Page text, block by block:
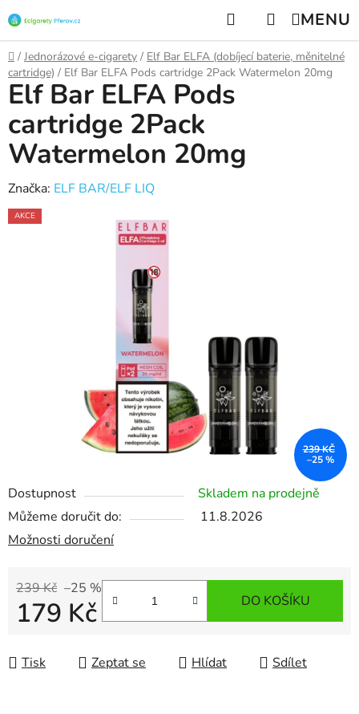
na
obsah
Hledat NÁKUPNÍ
KOŠÍK
Domů
/ Jednorázové e-cigarety / Elf Bar ELFA (dobíjecí baterie, měnitelné
cartridge) / Elf Bar ELFA Pods cartridge 2Pack Watermelon 20mg
Dostupnost
Skladem na prodejně
Můžeme doručit do:
11.8.2026
Možnosti doručení
239 Kč –25 %
179 Kč DO KOŠÍKU
Tisk Zeptat se Hlídat Sdílet
Elf Bar ELFA Pods
cartridge 2Pack
Watermelon 20mg
Značka: ELF BAR/ELF LIQ
AKCE
239 KČ
–25 %